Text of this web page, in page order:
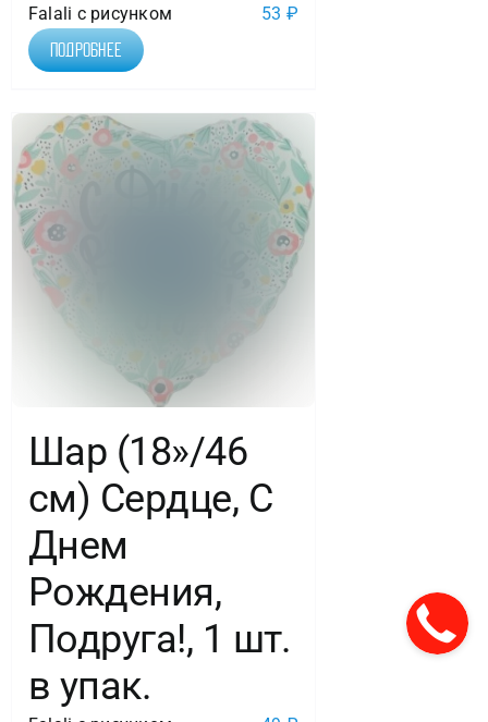
Falali с рисунком 53 ₽
Подробнее
Шар (18»/46
см) Сердце, С
Днем
Рождения,
Подруга!, 1 шт.
в упак.